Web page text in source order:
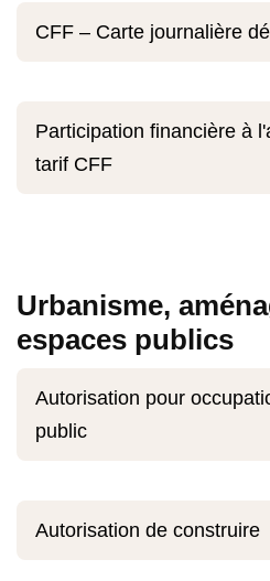
CFF – Carte journalière
Participation financière à
tarif CFF
Urbanisme,
espaces publics
Autorisation pour
public
Autorisation de construire